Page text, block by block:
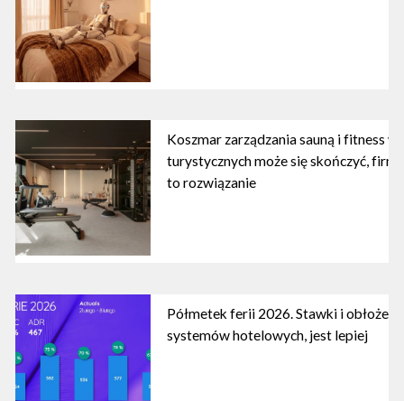
Koszmar zarządzania sauną i fitness w
turystycznych może się skończyć,
to rozwiązanie
Półmetek ferii 2026. Stawki i
systemów hotelowych, jest lepiej